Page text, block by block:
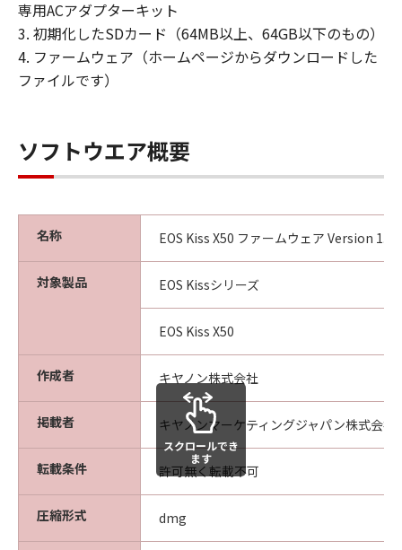
(1) 「許諾ソフトウェア」は、『現状有姿
（AS-IS）』の状態で使用許諾されます。キ
ヤノン、キヤノンの子会社、キヤノンの関
連会社、それらの販売代理店または販売
｢許諾ソフトウェア」に関して、商品性お
よび特定の目的への適合性、第三者の権利
ア」に欠陥がないことを含め、いかなる保
証も、明示たると黙示たるとを問わず一切
しないものとします。
(2) キヤノン、キヤノンの子会社、キヤノン
の関連会社、それらの販売代理店または販
売店、ならびにキヤノンのライセンサー
は、お客様が「許諾ソフトウェア」を使用
した結果として生ずるあらゆる行為につい
て、一切の責任を明確に否認します。お客
様は、ご自身の裁量とリスクで「許諾ソフ
トウェア」を使用し、「許諾ソフトウェ
ア」を使用することから生じた、使用コン
ピュータの損傷またはデータ損失について
は、お客様のみが全責任を負います。
(3) 「許諾ソフトウェア」の動作が実質的
専用ACアダプターキット
3. 初期化したSDカード（64MB以上、64GB以下のもの）
4. ファームウェア（ホームページからダウンロードした
ファイルです）
ソフトウエア概要
名称 EOS Kiss X50 ファームウェア Version
対象製品 EOS Kissシリーズ
EOS Kiss X50
作成者 キヤノン株式会社
掲載者 キヤノンマーケティングジャパン株式会社
転載条件 許可無く転載不可
圧縮形式 dmg
スクロールでき
ます